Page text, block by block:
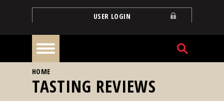
USER LOGIN
Home
YOU ARE HERE
HOME
TASTING REVIEWS